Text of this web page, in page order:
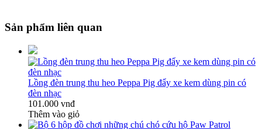
Sản phẩm liên quan
Lồng đèn trung thu heo Peppa Pig đẩy xe kem dùng pin có
đèn nhạc
101.000 vnđ
Thêm vào giỏ